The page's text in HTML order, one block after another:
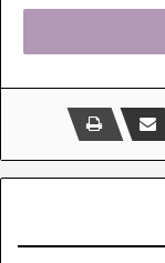
تركيا